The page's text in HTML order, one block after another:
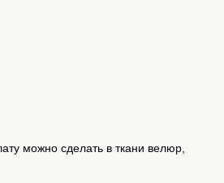
можно сделать в ткани велюр,